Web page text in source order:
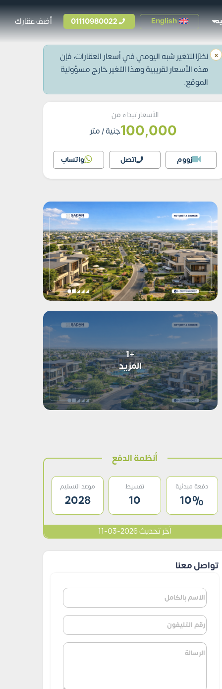
English
01110980022 أضف عقارك
× نظرًا للتغير شبه اليومي في أسعار العقارات، فإن
هذه الأسعار تقريبية وهذا التغير خارج مسؤولية
الموقع.
الأسعار تبداء من
100,000جنية/ متر
زووم اتصل واتساب
+1
المزيد
أنظمة الدفع
دفعة مبدئية
10%
تقسيط
10
موعد التسليم
2028
آخر تحديث 2026-03-11
تواصل معنا